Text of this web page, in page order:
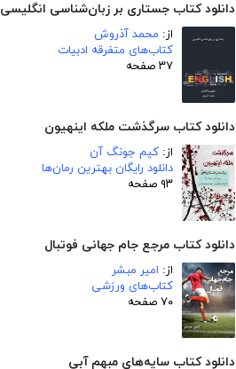
دانلود کتاب جستاری بر زبان‌شناسی انگلیسی
از: محمد آذروش
کتاب‌های متفرقه ادبیات
۳۷ صفحه
دانلود کتاب سرگذشت ملکه اینهیون
از: کیم جونگ آن
دانلود رایگان بهترین رمان‌ها
۹۳ صفحه
دانلود کتاب مرجع جام جهانی فوتبال
از: امیر مبشر
کتاب‌های ورزشی
۷۰ صفحه
دانلود کتاب سایه‌های مبهم آبی